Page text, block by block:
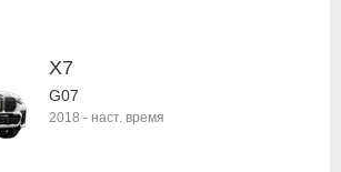
X7
G07
2018 - наст. время